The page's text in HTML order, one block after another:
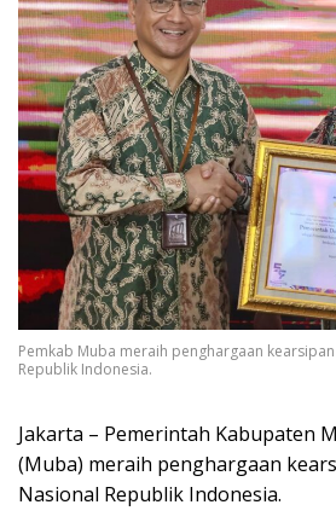
Pemkab Muba meraih penghargaan
Republik Indonesia.
Jakarta – Pemerintah Kabupaten
(Muba) meraih penghargaan
Nasional Republik Indonesia.